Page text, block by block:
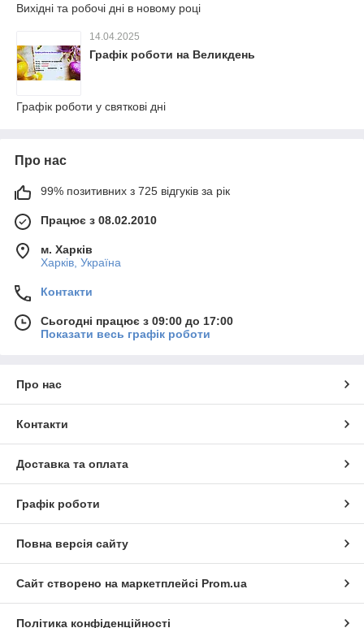
Вихідні та робочі дні в новому році
14.04.2025
Графік роботи на Великдень
Графік роботи у святкові дні
Про нас
99% позитивних з 725 відгуків за рік
Працює з 08.02.2010
м. Харків
Харків, Україна
Контакти
Сьогодні працює з 09:00 до 17:00
Показати весь графік роботи
Про нас
Контакти
Доставка та оплата
Графік роботи
Повна версія сайту
Сайт створено на маркетплейсі Prom.ua
Політика конфіденційності